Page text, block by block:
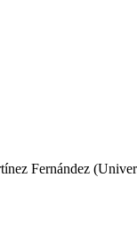
Fernández